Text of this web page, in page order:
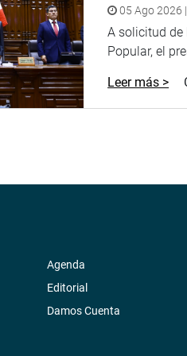
05 Ago 2026
A solicitud de
Popular, el
Leer más >
Agenda
Editorial
Damos Cuenta